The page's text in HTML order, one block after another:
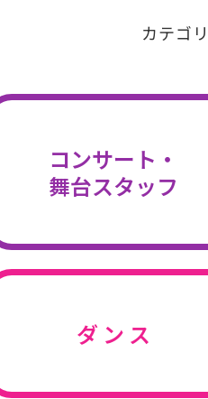
カテゴ
コンサート・
舞台スタッフ
ダ ン ス